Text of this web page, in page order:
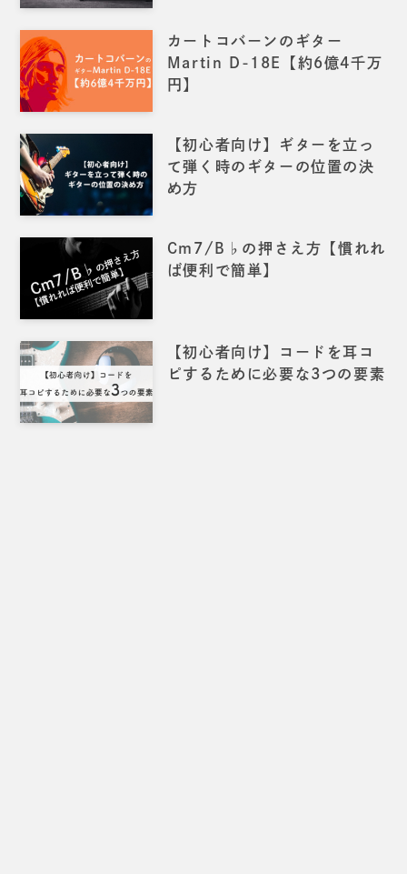
カートコバーンのギター
Martin D-18E【約6億4千万
円】
【初心者向け】ギターを立っ
て弾く時のギターの位置の決
め方
Cm7/B♭の押さえ方【慣れれ
ば便利で簡単】
【初心者向け】コードを耳コ
ピするために必要な3つの要素